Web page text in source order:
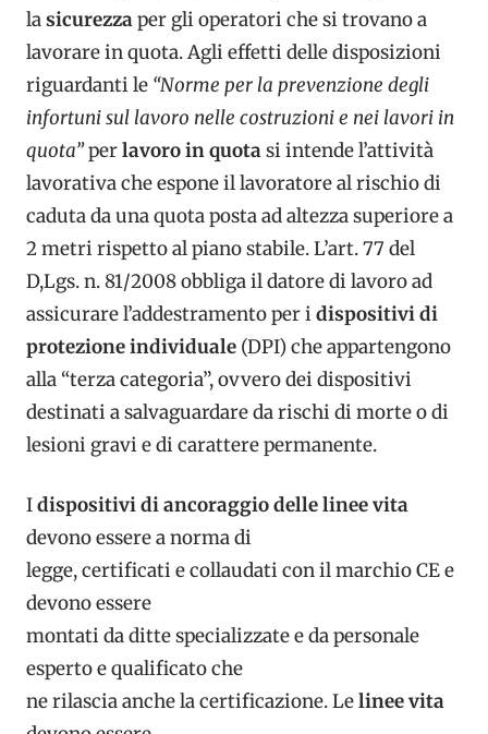
lasicurezzaper gli operatori che si trovano a
lavorare in quota. Agli effetti delle disposizioni
riguardanti le “Norme per la prevenzione degli
infortuni sul lavoro nelle costruzioni e nei lavori in
quota”perlavoro in quotasi intende l’attività
lavorativa che espone il lavoratore al rischio di
caduta da una quota posta ad altezza superiore a
2 metri rispetto al piano stabile. L’art. 77 del
D,Lgs. n. 81/2008 obbliga il datore di lavoro ad
assicurare l’addestramento per i dispositivi di
protezione individuale (DPI) che appartengono
alla “terza categoria”, ovvero dei dispositivi
destinati a salvaguardare da rischi di morte o di
lesioni gravi e di carattere permanente.
Idispositivi di ancoraggio delle linee vita
devono essere a norma di
legge, certificati e collaudati con il marchio CE e
devono essere
montati da ditte specializzate e da personale
esperto e qualificato che
ne rilascia anche la certificazione. Lelinee vita